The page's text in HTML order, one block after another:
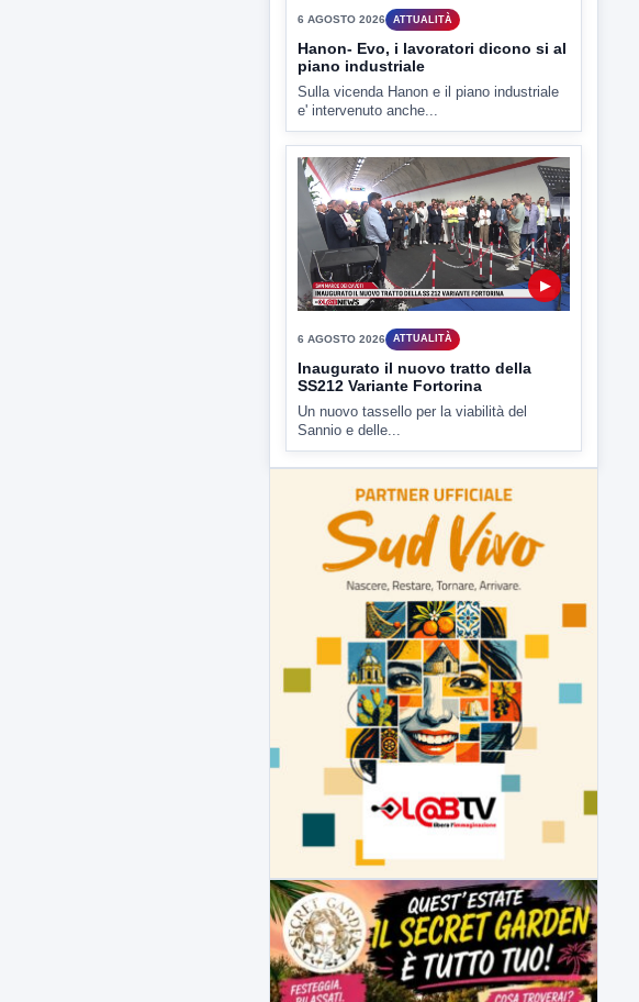
▶
6 AGOSTO 2026 ATTUALITÀ
Hanon- Evo, i lavoratori dicono si al
piano industriale
Sulla vicenda Hanon e il piano industriale
e' intervenuto anche...
▶
6 AGOSTO 2026 ATTUALITÀ
Inaugurato il nuovo tratto della
SS212 Variante Fortorina
Un nuovo tassello per la viabilità del
Sannio e delle...